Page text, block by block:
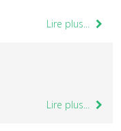
Lire plus...
Lire plus...